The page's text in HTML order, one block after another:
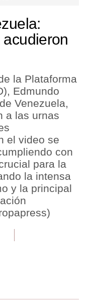
la Plataforma
Edmundo
Venezuela,
a las urnas
el video se
con
para la
la intensa
y la principal